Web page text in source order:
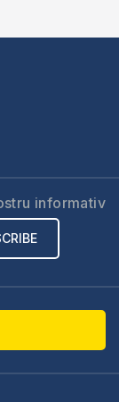
informativ